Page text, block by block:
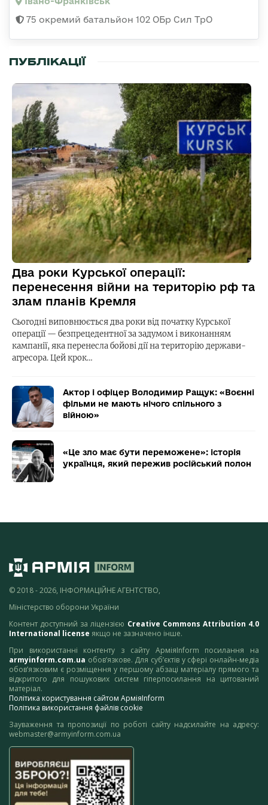
75 окремий батальйон 102 ОБр Сил ТрО
ПУБЛІКАЦІЇ
Два роки Курської операції:
перенесення війни на територію рф та
злам планів Кремля
Сьогодні виповнюється два роки від початку Курської
операції — безпрецедентної за задумом і виконанням
кампанії, яка перенесла бойові дії на територію держави-
агресора. Цей крок…
Актор і офіцер Володимир Ращук: «Воєнні
фільми не мають нічого спільного з
війною»
«Це зло має бути переможене»: історія
українця, який пережив російський полон
© 2018 - 2026, ІНФОРМАЦІЙНЕ АГЕНТСТВО,
Міністерство оборони України
Контент доступний за ліцензією Creative Commons Attribution 4.0
International license якщо не зазначено інше.
При використанні контенту з сайту АрміяInform посилання на
armyinform.com.ua обов’язкове. Для суб’єктів у сфері онлайн-медіа
обов’язковим є розміщення у першому абзаці матеріалу прямого та
відкритого для пошукових систем гіперпосилання на цитований
матеріал.
Політика користування сайтом АрміяInform
Політика використання файлів cookie
Зауваження та пропозиції по роботі сайту надсилайте на адресу:
webmaster@armyinform.com.ua